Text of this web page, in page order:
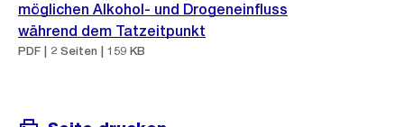
möglichen Alkohol- und Drogeneinfluss
während dem Tatzeitpunkt
PDF | 2 Seiten | 159 KB